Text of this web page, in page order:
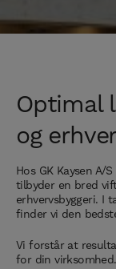
Optimal
og
Hos GK Kaysen A/
tilbyder en bred
erhvervsbyggeri. I
finder vi den
Vi forstår at
for din